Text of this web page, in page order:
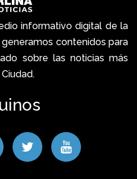
informativo digital de la
contenidos para
sobre las noticias más